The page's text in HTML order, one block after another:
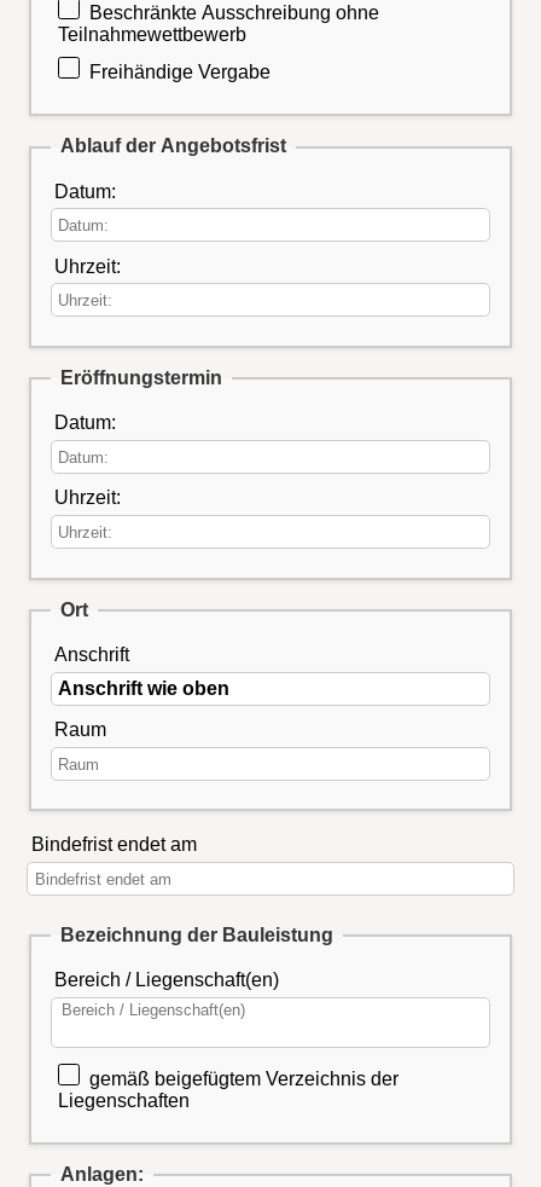
Beschränkte Ausschreibung ohne
Teilnahmewettbewerb
Freihändige Vergabe
Ablauf der Angebotsfrist
Datum:
Uhrzeit:
Eröffnungstermin
Datum:
Uhrzeit:
Ort
Anschrift
Raum
Bindefrist endet am
Bezeichnung der Bauleistung
Bereich / Liegenschaft(en)
gemäß beigefügtem Verzeichnis der
Liegenschaften
Anlagen: